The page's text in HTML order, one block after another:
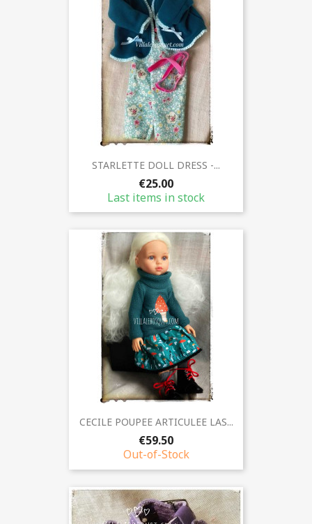
STARLETTE DOLL DRESS -...
€25.00
Last items in stock
CECILE POUPEE ARTICULEE LAS...
€59.50
Out-of-Stock